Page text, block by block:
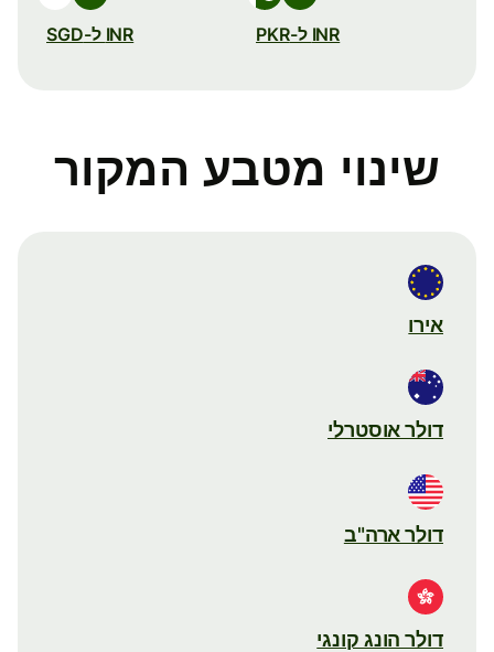
INR ל-PKR INR ל-SGD
שינוי מטבע המקור
אירו
דולר אוסטרלי
דולר ארה"ב
דולר הונג קונגי